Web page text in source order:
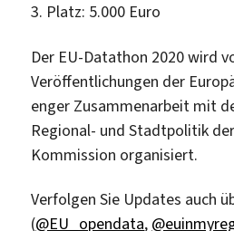
3. Platz: 5.000 Euro
Der EU-Datathon 2020 wird
Veröffentlichungen der
enger Zusammenarbeit mit
Regional- und Stadtpolitik
Kommission organisiert.
Verfolgen Sie Updates auch
(@EU_opendata,